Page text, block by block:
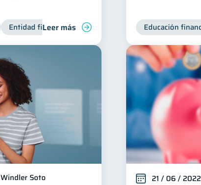
Entidad financiera Productos financieros
Leer más Educación
Windler Soto 21 / 06 / 2022